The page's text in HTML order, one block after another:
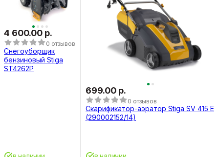
4 600.00 р.
0 отзывов
Снегоуборщик
бензиновый Stiga
ST4262P
699.00 р.
0 отзывов
Скарификатор-аэратор Stiga SV 415 E
(290002152/14)